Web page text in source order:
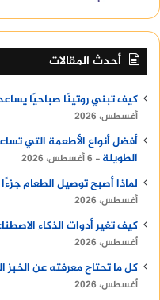
أحدث المقالات
كيف تبني روتينًا صباحيًا
أغسطس، 2026
أفضل أنواع الأطعمة التي
الطويلة
6 أغسطس، 2026
لماذا أصبح توصيل الطعام
أغسطس، 2026
كيف تغير أدوات الذكاء
أغسطس، 2026
كل ما تحتاج معرفته عن الخبز
أغسطس، 2026